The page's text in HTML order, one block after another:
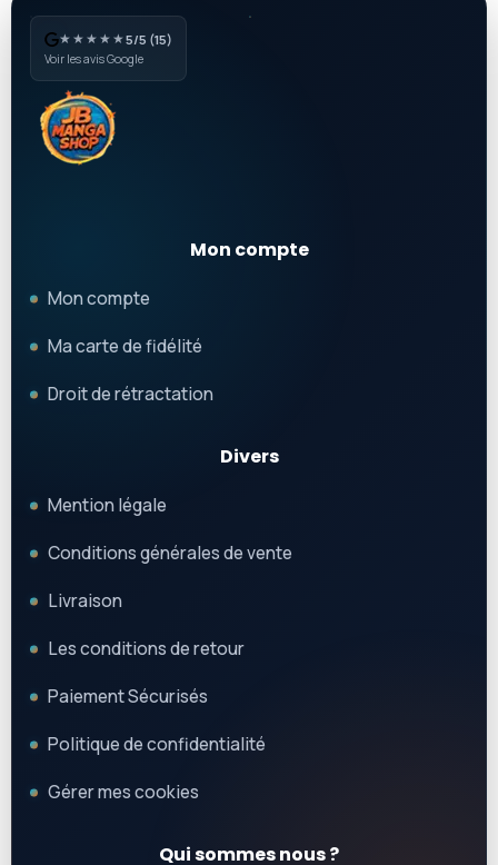
★★★★★5/5 (15)
Voir les avis Google
Mon compte
Mon compte
Ma carte de fidélité
Droit de rétractation
Divers
Mention légale
Conditions générales de vente
Livraison
Les conditions de retour
Paiement Sécurisés
Politique de confidentialité
Gérer mes cookies
Qui sommes nous ?